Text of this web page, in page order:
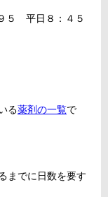
５ 平日８：４５
る薬剤の一覧で
までに日数を要す